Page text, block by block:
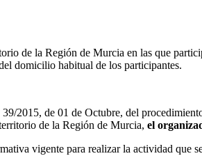
de la Región de Murcia en las que
domicilio habitual de los participantes.
2015, de 01 de Octubre, del
de la Región de Murcia, el
vigente para realizar la actividad